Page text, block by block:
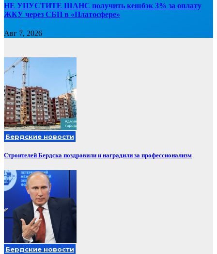
НЕ УПУСТИТЕ ШАНС получить кешбэк 3% за оплату
ЖКУ через СБП в «Платосфере»
Авг 7, 2026
Бердские новости
Строителей Бердска поздравили и наградили за профессионализм
Бердские новости